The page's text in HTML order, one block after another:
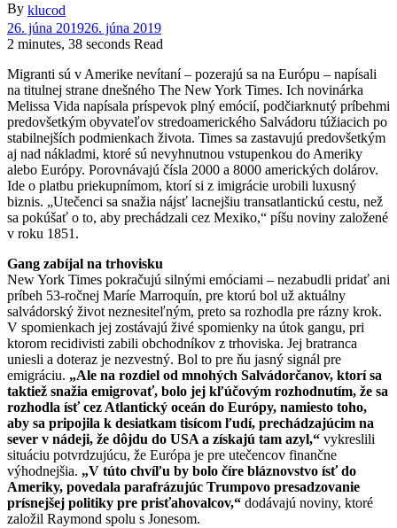
By klucod
26. júna 201926. júna 2019
2 minutes, 38 seconds Read
Migranti sú v Amerike nevítaní – pozerajú sa na Európu – napísali
na titulnej strane dnešného The New York Times. Ich novinárka
Melissa Vida napísala príspevok plný emócií, podčiarknutý príbehmi
predovšetkým obyvateľov stredoamerického Salvádoru túžiacich po
stabilnejších podmienkach života. Times sa zastavujú predovšetkým
aj nad nákladmi, ktoré sú nevyhnutnou vstupenkou do Ameriky
alebo Európy. Porovnávajú čísla 2000 a 8000 amerických dolárov.
Ide o platbu priekupnímom, ktorí si z imigrácie urobili luxusný
biznis. „Utečenci sa snažia nájsť lacnejšiu transatlantickú cestu, než
sa pokúšať o to, aby prechádzali cez Mexiko,“ píšu noviny založené
v roku 1851.
Gang zabíjal na trhovisku
New York Times pokračujú silnými emóciami – nezabudli pridať ani
príbeh 53-ročnej Maríe Marroquín, pre ktorú bol už aktuálny
salvádorský život neznesiteľným, preto sa rozhodla pre rázny krok.
V spomienkach jej zostávajú živé spomienky na útok gangu, pri
ktorom recidivisti zabili obchodníkov z trhoviska. Jej bratranca
uniesli a doteraz je nezvestný. Bol to pre ňu jasný signál pre
emigráciu. „Ale na rozdiel od mnohých Salvádorčanov, ktorí sa
taktiež snažia emigrovať, bolo jej kľúčovým rozhodnutím, že sa
rozhodla ísť cez Atlantický oceán do Európy, namiesto toho,
aby sa pripojila k desiatkam tisícom ľudí, prechádzajúcim na
sever v nádeji, že dôjdu do USA a získajú tam azyl,“ vykreslili
situáciu potvrdzujúcu, že Európa je pre utečencov finančne
výhodnejšia. „V túto chvíľu by bolo číre bláznovstvo ísť do
Ameriky, povedala parafrázujúc Trumpovo presadzovanie
prísnejšej politiky pre prisťahovalcov,“ dodávajú noviny, ktoré
založil Raymond spolu s Jonesom.